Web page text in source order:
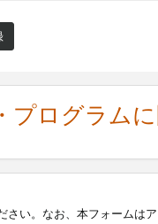
プログラム
さい。なお、本フォームは